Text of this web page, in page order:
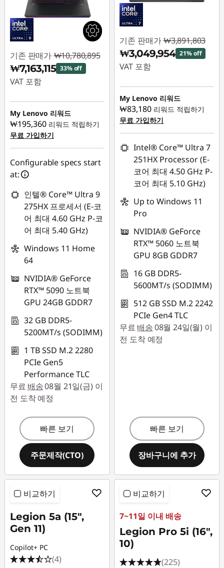
기존 판매가 ₩10,780,895
₩7,163,115 33% off
VAT 포함
즉시 할인: :-
₩3,617,780
My Lenovo 리워드
₩195,360 리워드 적립하기
무료 가입하기
Configurable specs start
at:
인텔® Core™ Ultra 9
275HX 프로세서 (E-코
어 최대 4.60 GHz P-코
어 최대 5.40 GHz)
Windows 11 Home
64
NVIDIA® GeForce
RTX™ 5090 노트북
GPU 24GB GDDR7
32 GB DDR5-
5200MT/s (SODIMM)
1 TB SSD M.2 2280
PCIe Gen5
Performance TLC
무료 배송08월 21일(금) 이
전 도착 예정
빠른 보기
주문제작(CTO)
기존 판매가 ₩3,891,803
₩3,049,954 21% off
VAT 포함
즉시 할인: :-
₩841,849
My Lenovo 리워드
₩83,180 리워드 적립하기
무료 가입하기
Intel® Core™ Ultra 7
251HX Processor (E-
코어 최대 4.50 GHz P-
코어 최대 5.10 GHz)
Up to Windows 11
Pro
NVIDIA® GeForce
RTX™ 5060 노트북
GPU 8GB GDDR7
16 GB DDR5-
5600MT/s (SODIMM)
512 GB SSD M.2 2242
PCIe Gen4 TLC
무료 배송08월 24일(월) 이
전 도착 예정
빠른 보기
장바구니에 추가
비교하기
Legion 5a (15",
Gen 11)
Copilot+ PC
(4)
비교하기
7~11일 이내 배송
Legion Pro 5i (16",
10)
(225)